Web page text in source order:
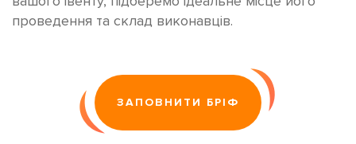
проведення та склад виконавців.
ЗАПОВНИТИ БРІФ